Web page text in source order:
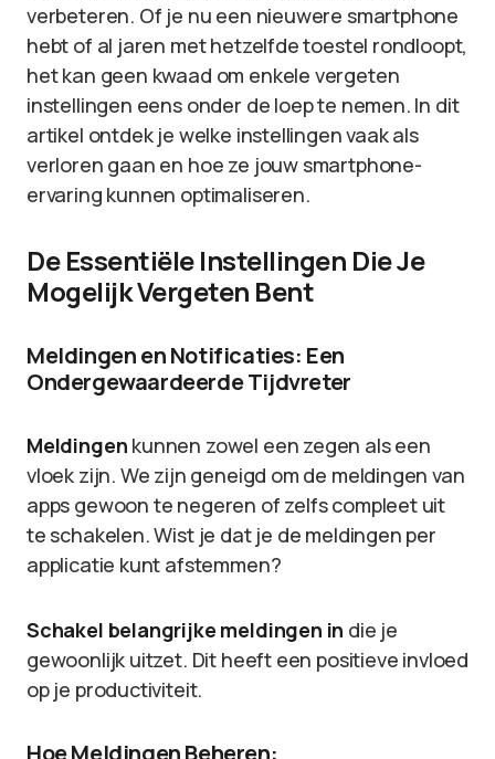
verbeteren. Of je nu een nieuwere smartphone
hebt of al jaren met hetzelfde toestel rondloopt,
het kan geen kwaad om enkele vergeten
instellingen eens onder de loep te nemen. In dit
artikel ontdek je welke instellingen vaak als
verloren gaan en hoe ze jouw smartphone-
ervaring kunnen optimaliseren.
De Essentiële Instellingen Die Je
Mogelijk Vergeten Bent
Meldingen en Notificaties: Een
Ondergewaardeerde Tijdvreter
Meldingen kunnen zowel een zegen als een
vloek zijn. We zijn geneigd om de meldingen van
apps gewoon te negeren of zelfs compleet uit
te schakelen. Wist je dat je de meldingen per
applicatie kunt afstemmen?
Schakel belangrijke meldingen in die je
gewoonlijk uitzet. Dit heeft een positieve invloed
op je productiviteit.
Hoe Meldingen Beheren: